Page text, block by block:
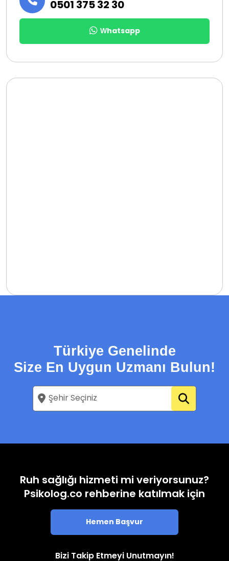
0501 375 32 30
Whatsapp
Türkiye Genelinde
Size En Uygun Uzmanı Bulun!
Ruh sağlığı hizmeti mi veriyorsunuz?
Psikolog.co rehberine katılmak için
Hemen Başvur
Bizi Takip Etmeyi Unutmayın!